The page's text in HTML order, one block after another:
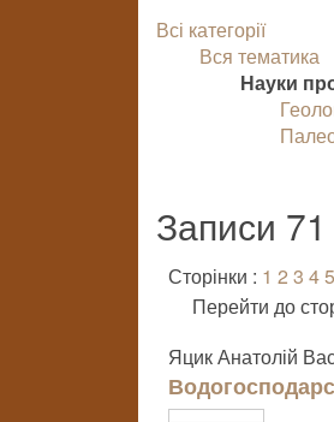
Всі категорії
Вся тематика
Науки
Записи
Сторінки : 1 2 3 45
Перейти до
Яцик Анатолій